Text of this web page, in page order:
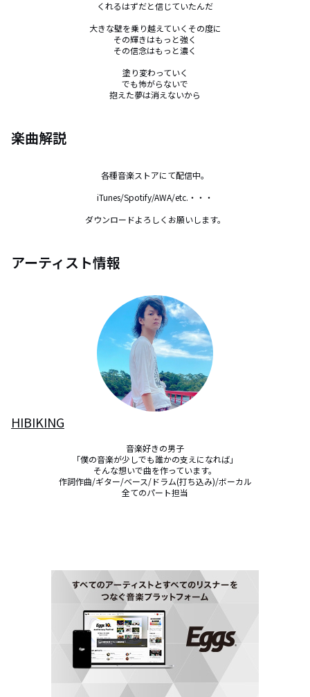
くれるはずだと信じていたんだ
大きな壁を乗り越えていくその度に
その輝きはもっと強く
その信念はもっと濃く
塗り変わっていく
でも怖がらないで
抱えた夢は消えないから
楽曲解説
各種音楽ストアにて配信中。
iTunes/Spotify/AWA/etc.・・・
ダウンロードよろしくお願いします。
アーティスト情報
HIBIKING
音楽好きの男子
「僕の音楽が少しでも誰かの支えになれば」
そんな想いで曲を作っています。
作詞作曲/ギター/ベース/ドラム(打ち込み)/ボーカル
全てのパート担当